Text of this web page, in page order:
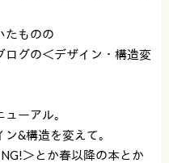
たものの
ログの＜デザイン・構造変
ーアル。
&構造を変えて。
＞とか春以降の本とか